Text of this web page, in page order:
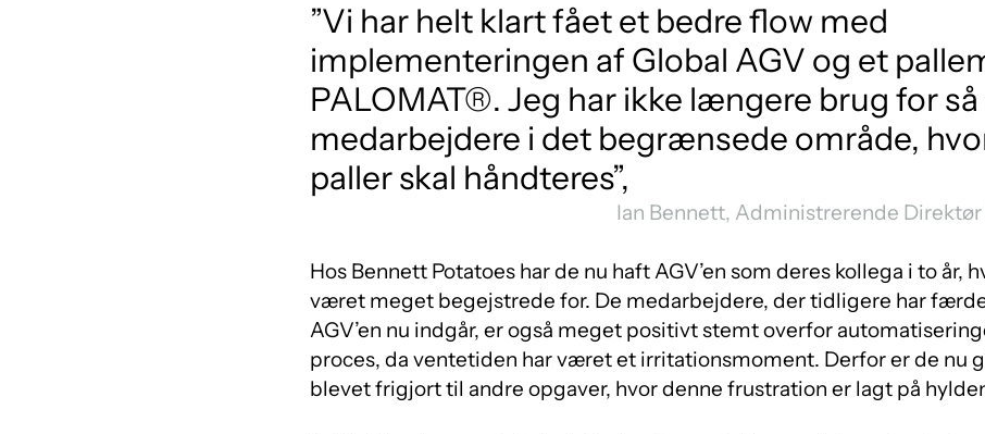
”Vi har helt klart fået et bedre flow med
implementeringen af Global AGV og et
PALOMAT®. Jeg har ikke længere brug for
medarbejdere i det begrænsede område,
paller skal håndteres”,
Ian Bennett, Administrerende Direktør
Hos Bennett Potatoes har de nu haft AGV’en som deres kollega i to år,
været meget begejstrede for. De medarbejdere, der tidligere har
AGV’en nu indgår, er også meget positivt stemt overfor
proces, da ventetiden har været et irritationsmoment. Derfor er de nu
blevet frigjort til andre opgaver, hvor denne frustration er lagt på